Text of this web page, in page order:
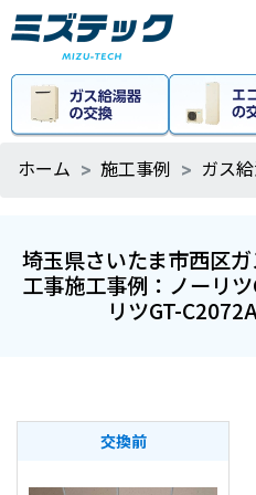
ホーム 施工事例 ガス
埼玉県さいたま市西区
工事施工事例：ノーリ
リツGT-
交換前